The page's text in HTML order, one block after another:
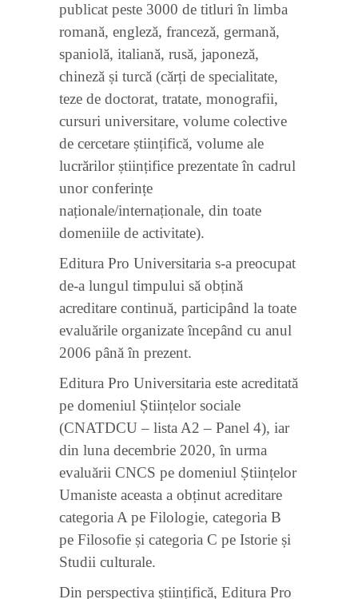
publicat peste 3000 de titluri în limba
romană, engleză, franceză, germană,
spaniolă, italiană, rusă, japoneză,
chineză și turcă (cărți de specialitate,
teze de doctorat, tratate, monografii,
cursuri universitare, volume colective
de cercetare științifică, volume ale
lucrărilor științifice prezentate în cadrul
unor conferințe
naționale/internaționale, din toate
domeniile de activitate).
Editura Pro Universitaria s-a preocupat
de-a lungul timpului să obțină
acreditare continuă, participând la toate
evaluările organizate începând cu anul
2006 până în prezent.
Editura Pro Universitaria este acreditată
pe domeniul Științelor sociale
(CNATDCU – lista A2 – Panel 4), iar
din luna decembrie 2020, în urma
evaluării CNCS pe domeniul Științelor
Umaniste aceasta a obținut acreditare
categoria A pe Filologie, categoria B
pe Filosofie și categoria C pe Istorie și
Studii culturale.
Din perspectiva științifică, Editura Pro